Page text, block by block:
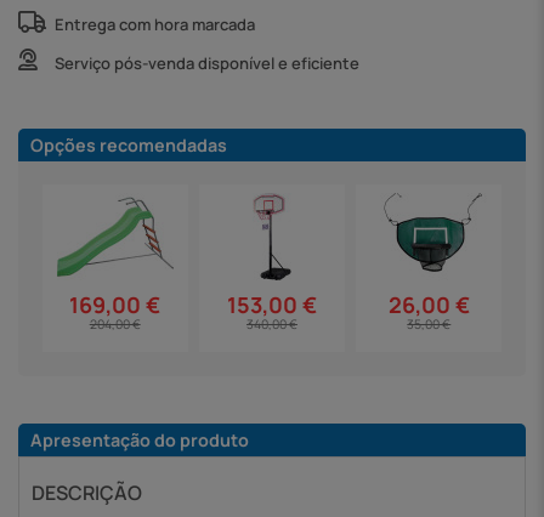
Entrega com hora marcada
Serviço pós-venda disponível e eficiente
Opções recomendadas
169,00 €
204,00 €
153,00 €
340,00 €
26,00 €
35,00 €
Apresentação do produto
DESCRIÇÃO